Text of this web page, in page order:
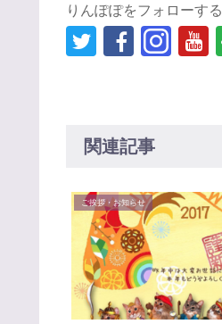
りんぽぽをフォローする
関連記事
ご挨拶・お知らせ